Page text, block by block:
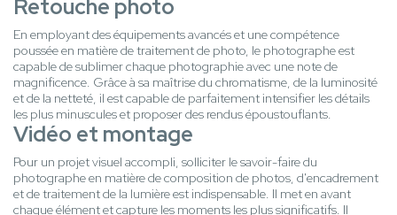
Retouche photo
En employant des équipements avancés et une compétence
poussée en matière de traitement de photo, le photographe est
capable de sublimer chaque photographie avec une note de
magnificence. Grâce à sa maîtrise du chromatisme, de la luminosité
et de la netteté, il est capable de parfaitement intensifier les détails
les plus minuscules et proposer des rendus époustouflants.
Vidéo et montage
Pour un projet visuel accompli, solliciter le savoir-faire du
photographe en matière de composition de photos, d'encadrement
et de traitement de la lumière est indispensable. Il met en avant
chaque élément et capture les moments les plus significatifs. Il